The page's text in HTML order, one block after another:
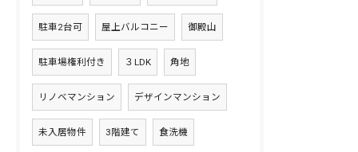
駐車2台可 屋上バルコニー 御殿山
駐車場権利付き ３LDK 角地
リノベマンション デザインマンション
未入居物件 3階建て 食洗機